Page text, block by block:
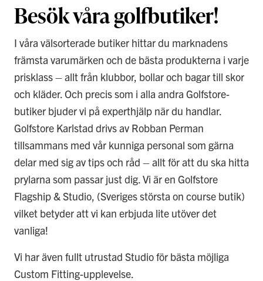
Besök våra golfbutiker!
I våra välsorterade butiker hittar du marknadens
främsta varumärken och de bästa produkterna i varje
prisklass – allt från klubbor, bollar och bagar till skor
och kläder. Och precis som i alla andra Golfstore-
butiker bjuder vi på experthjälp när du handlar.
Golfstore Karlstad drivs av Robban Perman
tillsammans med vår kunniga personal som gärna
delar med sig av tips och råd – allt för att du ska hitta
prylarna som passar just dig.Vi är en Golfstore
Flagship & Studio, (Sveriges största on course butik)
vilket betyder att vi kan erbjuda lite utöver det
vanliga!
Vi har även fullt utrustad Studioför bästa möjliga
Custom Fitting-upplevelse.